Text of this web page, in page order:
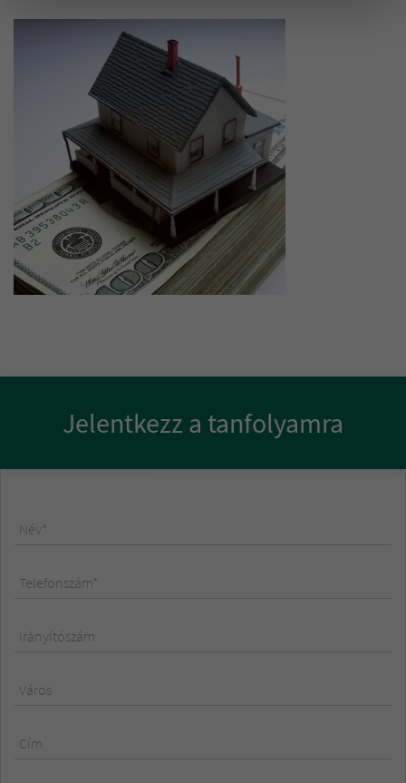
Jelentkezz a tanfolyamra
Név*
Telefonszám*
Irányítószám
Város
Cím